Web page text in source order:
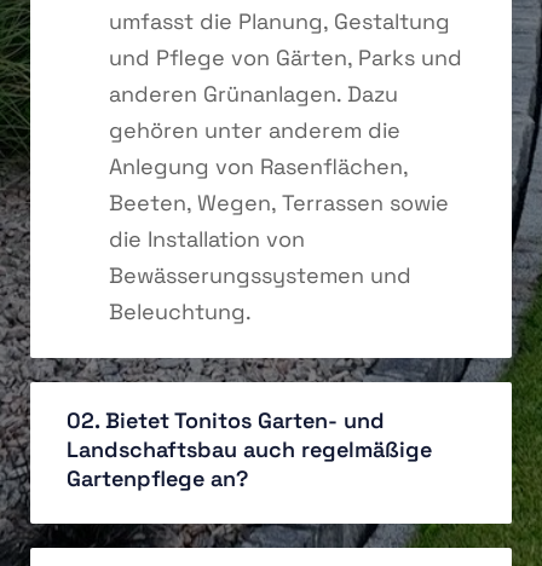
umfasst die Planung, Gestaltung
und Pflege von Gärten, Parks und
anderen Grünanlagen. Dazu
gehören unter anderem die
Anlegung von Rasenflächen,
Beeten, Wegen, Terrassen sowie
die Installation von
Bewässerungssystemen und
Beleuchtung.
02. Bietet Tonitos Garten- und
Landschaftsbau auch regelmäßige
Gartenpflege an?